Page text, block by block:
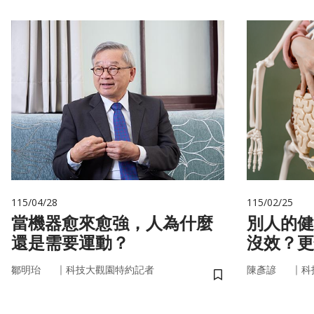
115/04/28
當機器愈來愈強，人為什麼
還是需要運動？
鄒明珆 ｜ 科技大觀園特約記者
儲存書籤
115/02/25
別人的
沒效？
更能「
陳彥諺 ｜ 科